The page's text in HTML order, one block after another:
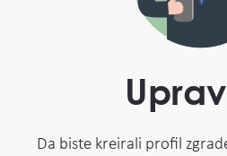
Da biste kreirali profil